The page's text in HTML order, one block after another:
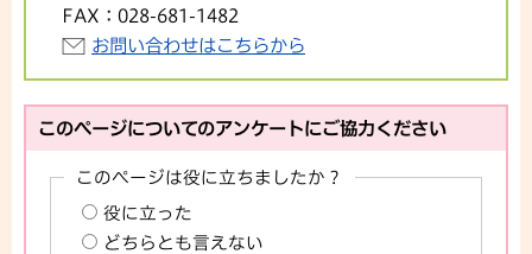
FAX： 028-681-1482
お問い合わせはこちらから
このページについてのアンケートにご協力ください
このページは役に立ちましたか？
役に立った
どちらとも言えない